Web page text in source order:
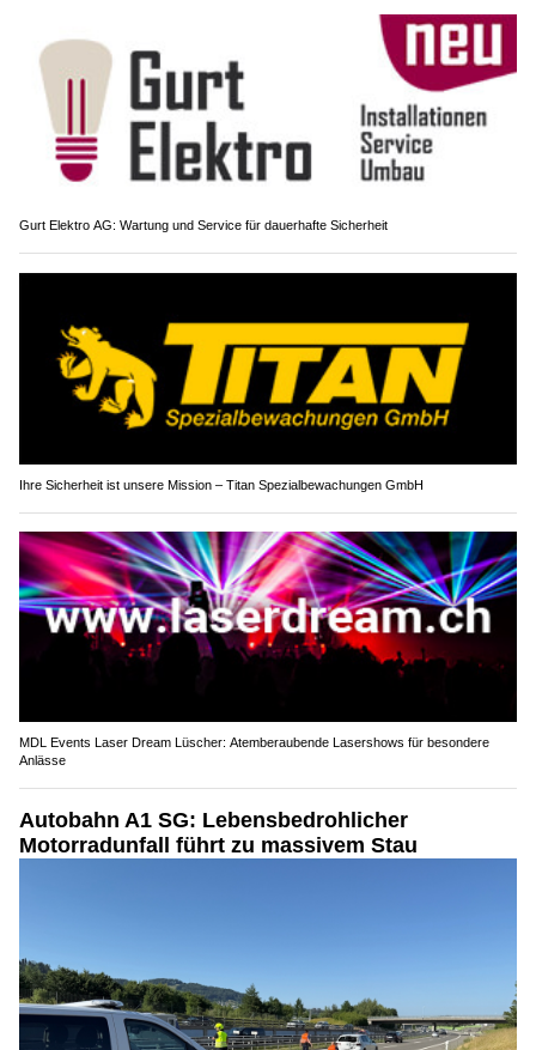
Gurt Elektro AG: Wartung und Service für dauerhafte Sicherheit
Ihre Sicherheit ist unsere Mission – Titan Spezialbewachungen GmbH
MDL Events Laser Dream Lüscher: Atemberaubende Lasershows für besondere
Anlässe
Autobahn A1 SG: Lebensbedrohlicher
Motorradunfall führt zu massivem Stau